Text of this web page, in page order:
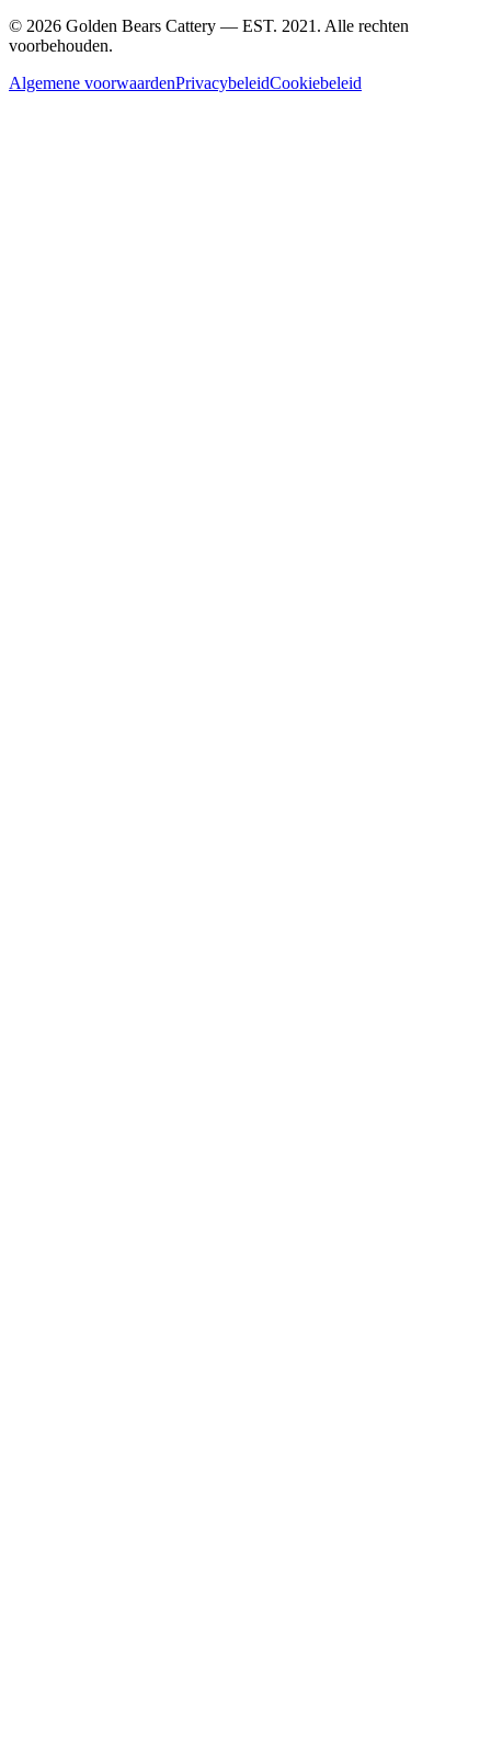
© 2026 Golden Bears Cattery — EST. 2021 . Alle rechten
voorbehouden.
Algemene voorwaardenPrivacybeleidCookiebeleid